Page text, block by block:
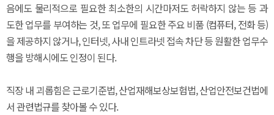
음에도 물리적으로 필요한 최소한의 시간마저도 허락하지 않는 등 과
도한 업무를 부여하는 것, 또 업무에 필요한 주요 비품 (컴퓨터, 전화 등)
을 제공하지 않거나, 인터넷, 사내 인트라넷 접속 차단 등 원활한 업무수
행을 방해시에도 인정이 된다.
직장 내 괴롭힘은 근로기준법, 산업재해보상보험법, 산업안전보건법에
서 관련법규를 찾아볼 수 있다.